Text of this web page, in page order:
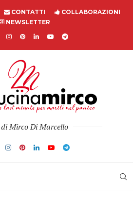
CONTATTI
COLLABORAZIONI
NEWSLETTER
Mirco Di Marcello